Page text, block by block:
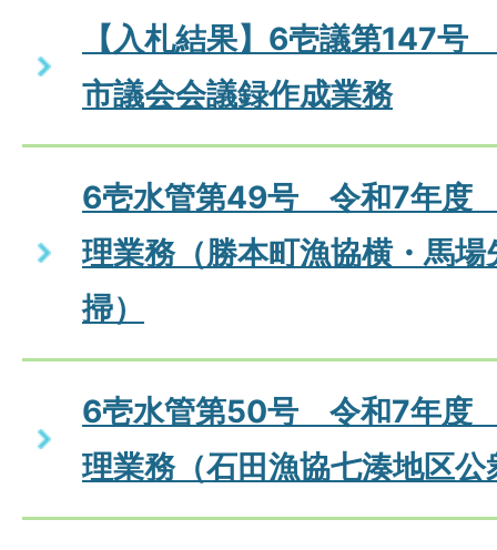
【入札結果】6壱議第147
市議会会議録作成業務
6壱水管第49号 令和7年度
理業務（勝本町漁協横・馬
掃）
6壱水管第50号 令和7年度
理業務（石田漁協七湊地区